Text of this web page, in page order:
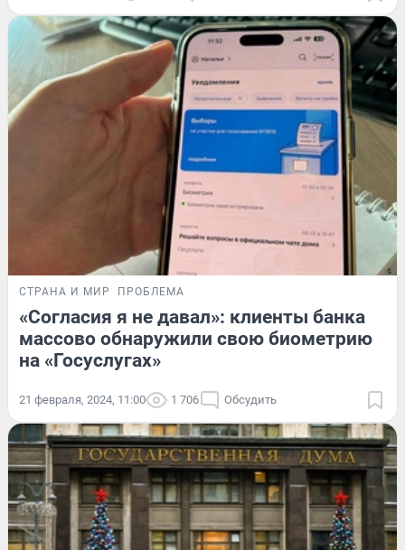
СТРАНА И МИР ПРОБЛЕМА
«Согласия я не давал»: клиенты банка
массово обнаружили свою биометрию
на «Госуслугах»
21 февраля, 2024, 11:00 1 706 Обсудить